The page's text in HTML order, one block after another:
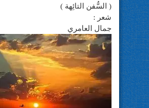
( السُّفن التائِهة )
شعر :
جمال العامري